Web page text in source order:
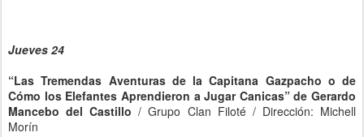
Jueves 24
“Las Tremendas Aventuras de la Capitana Gazpacho o de
Cómo los Elefantes Aprendieron a Jugar Canicas” de Gerardo
Mancebo del Castillo / Grupo Clan Filoté / Dirección: Michell
Morín